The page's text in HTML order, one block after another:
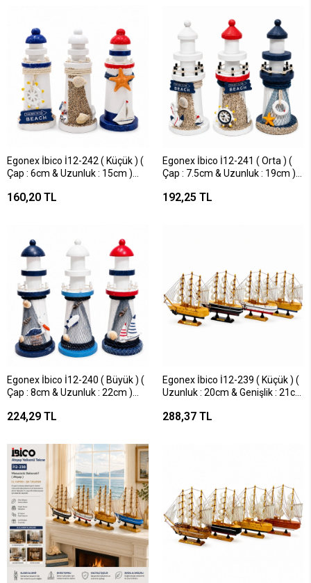
Egonex İbico İ12-242 ( Küçük ) (
Çap : 6cm & Uzunluk : 15cm )
Deniz Feneri Süs Eşyası*6x32
160,20 TL
Egonex İbico İ12-241 ( Orta ) (
Çap : 7.5cm & Uzunluk : 19cm )
Deniz Feneri Süs Eşyası*6x16
192,25 TL
Egonex İbico İ12-240 ( Büyük ) (
Çap : 8cm & Uzunluk : 22cm )
Deniz Feneri Süs Eşyası*6x16
224,29 TL
Egonex İbico İ12-239 ( Küçük ) (
Uzunluk : 20cm & Genişlik : 21cm
Yelkenli Gemi Süs Eşyası*48
288,37 TL